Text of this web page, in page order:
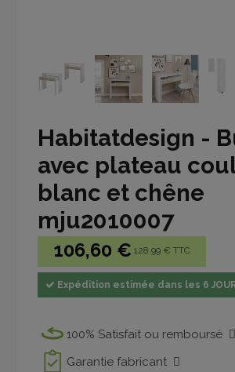
Habitatdesign -
avec plateau
blanc et chêne
mju2010007
106,60 € 128.99 € TTC
Expédition estimée dans les 6
100% Satisfait ou remboursé
Garantie fabricant